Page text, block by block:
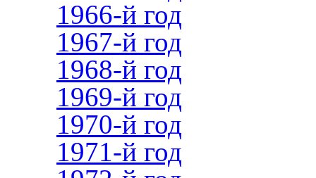
1966-й год
1967-й год
1968-й год
1969-й год
1970-й год
1971-й год